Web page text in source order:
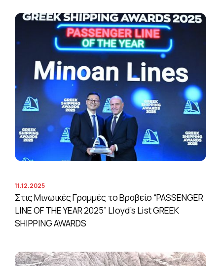
11.12.2025
Στις Μινωικές Γραμμές το Βραβείο “PASSENGER
LINE OF THE YEAR 2025” Lloyd’s List GREEK
SHIPPING AWARDS